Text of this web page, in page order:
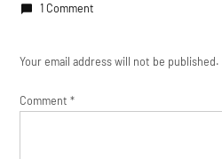
1 Comment
Your email address will not be published.
Comment*